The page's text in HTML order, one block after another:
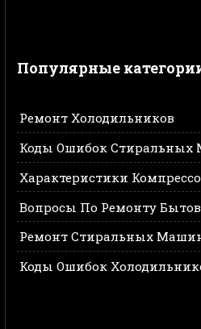
Популярные
Ремонт Холодильников
Коды Ошибок Стиральных
Характеристики
Вопросы По Ремонту
Ремонт Стиральных
Коды Ошибок